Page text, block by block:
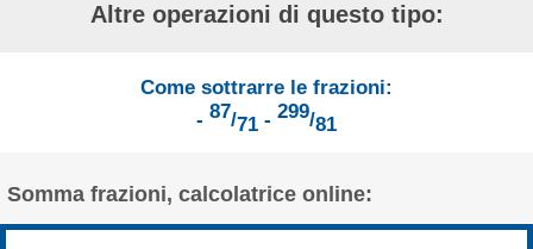
Altre operazioni di questo tipo:
Come sottrarre le frazioni:
- 87/71 - 299/81
Somma frazioni, calcolatrice online: